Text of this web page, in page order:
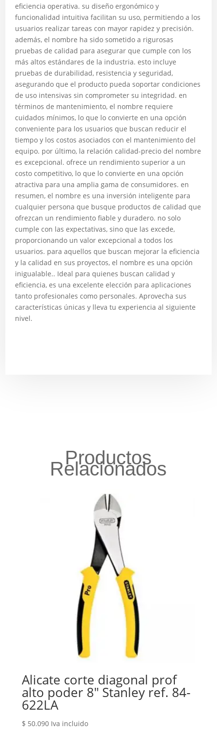
eficiencia operativa. su diseño ergonómico y
funcionalidad intuitiva facilitan su uso, permitiendo a los
usuarios realizar tareas con mayor rapidez y precisión.
además, el nombre ha sido sometido a rigurosas
pruebas de calidad para asegurar que cumple con los
más altos estándares de la industria. esto incluye
pruebas de durabilidad, resistencia y seguridad,
asegurando que el producto pueda soportar condiciones
de uso intensivas sin comprometer su integridad. en
términos de mantenimiento, el nombre requiere
cuidados mínimos, lo que lo convierte en una opción
conveniente para los usuarios que buscan reducir el
tiempo y los costos asociados con el mantenimiento del
equipo. por último, la relación calidad-precio del nombre
es excepcional. ofrece un rendimiento superior a un
costo competitivo, lo que lo convierte en una opción
atractiva para una amplia gama de consumidores. en
resumen, el nombre es una inversión inteligente para
cualquier persona que busque productos de calidad que
ofrezcan un rendimiento fiable y duradero. no solo
cumple con las expectativas, sino que las excede,
proporcionando un valor excepcional a todos los
usuarios. para aquellos que buscan mejorar la eficiencia
y la calidad en sus proyectos, el nombre es una opción
inigualable.. Ideal para quienes buscan calidad y
eficiencia, es una excelente elección para aplicaciones
tanto profesionales como personales. Aprovecha sus
características únicas y lleva tu experiencia al siguiente
nivel.
Productos
Relacionados
Alicate corte diagonal prof
alto poder 8″ Stanley ref. 84-
622LA
$ 50.090 Iva incluido